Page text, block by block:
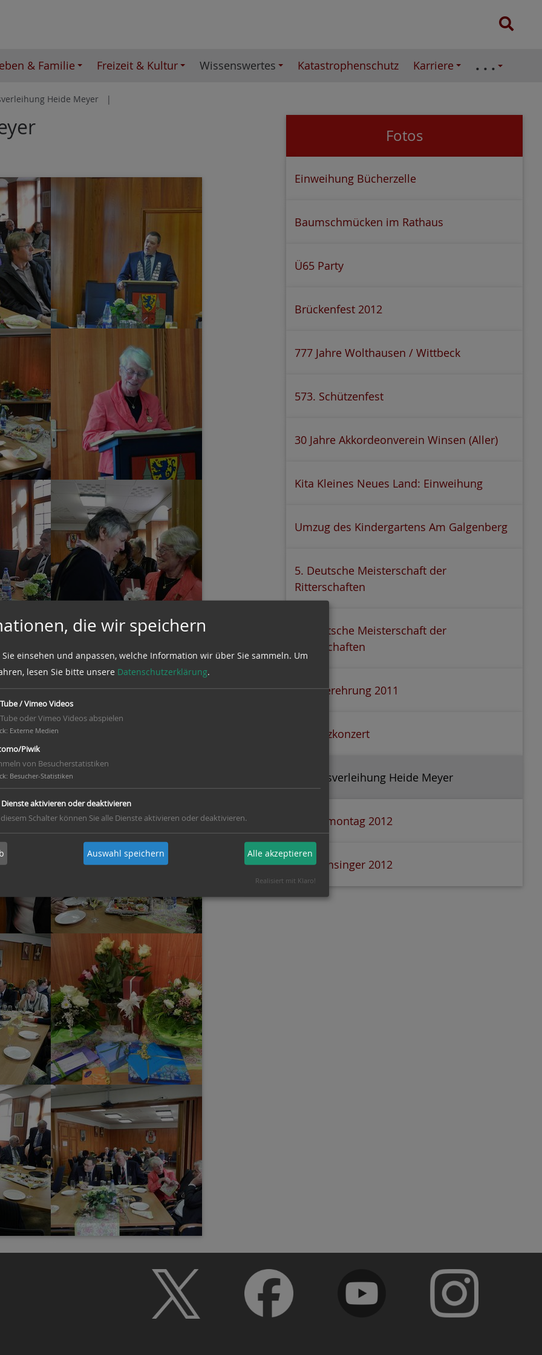
a
& Familie Freizeit & Kultur Wissenswertes Katastrophenschutz Karriere . . .
Heide Meyer
Fotos
Einweihung Bücherzelle
Baumschmücken im Rathaus
Ü65 Party
Brückenfest 2012
777 Jahre Wolthausen / Wittbeck
573. Schützenfest
30 Jahre Akkordeonverein Winsen (Aller)
Kita Kleines Neues Land: Einweihung
Umzug des Kindergartens Am Galgenberg
5. Deutsche Meisterschaft der
Ritterschaften
5. Deutsche Meisterschaft der
Ritterschaften
Sportlerehrung 2011
Benefizkonzert
Ordensverleihung Heide Meyer
Rosenmontag 2012
Sternensinger 2012
die wir speichern
einsehen und anpassen, welche Information wir über Sie sammeln. Um
lesen Sie bitte unsere Datenschutzerklärung.
/ Vimeo Videos
oder Vimeo Videos abspielen
: Externe Medien
Piwik
von Besucherstatistiken
: Besucher-Statistiken
Dienste aktivieren oder deaktivieren
Schalter können Sie alle Dienste aktivieren oder deaktivieren.
Auswahl speichern Alle akzeptieren
Realisiert mit Klaro!